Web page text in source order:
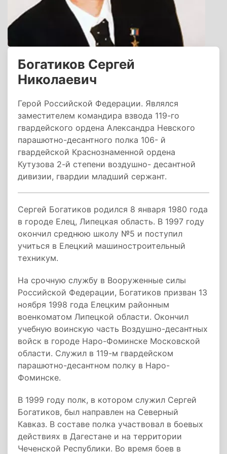
Богатиков Сергей
Николаевич
Герой Российской Федерации. Являлся
заместителем командира взвода 119-го
гвардейского ордена Александра Невского
парашютно-десантного полка 106- й
гвардейской Краснознаменной ордена
Кутузова 2-й степени воздушно- десантной
дивизии, гвардии младший сержант.
Сергей Богатиков родился 8 января 1980 года
в городе Елец, Липецкая область. В 1997 году
окончил среднюю школу №5 и поступил
учиться в Елецкий машиностроительный
техникум.
На срочную службу в Вооруженные силы
Российской Федерации, Богатиков призван 13
ноября 1998 года Елецким районным
военкоматом Липецкой области. Окончил
учебную воинскую часть Воздушно-десантных
войск в городе Наро-Фоминске Московской
области. Служил в 119-м гвардейском
парашютно-десантном полку в Наро-
Фоминске.
В 1999 году полк, в котором служил Сергей
Богатиков, был направлен на Северный
Кавказ. В составе полка участвовал в боевых
действиях в Дагестане и на территории
Чеченской Республики. Во время боев в